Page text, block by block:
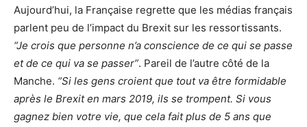
Aujourd’hui, la Française regrette que les médias français
parlent peu de l’impact du Brexit sur les ressortissants.
“Je crois que personne n’a conscience de ce qui se passe
et de ce qui va se passer”. Pareil de l’autre côté de la
Manche. “Si les gens croient que tout va être formidable
après le Brexit en mars 2019, ils se trompent. Si vous
gagnez bien votre vie, que cela fait plus de 5 ans que